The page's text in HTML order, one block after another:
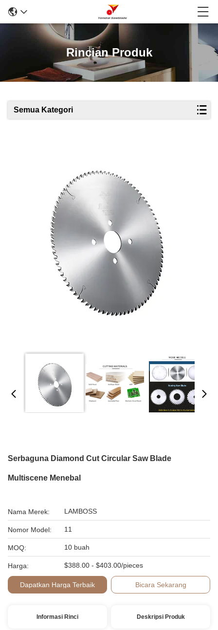
Rincian Produk
Semua Kategori
Serbaguna Diamond Cut Circular Saw Blade
Multiscene Menebal
Nama Merek: LAMBOSS
Nomor Model: 11
MOQ: 10 buah
Harga: $388.00 - $403.00/pieces
Dapatkan Harga Terbaik Bicara Sekarang
Informasi Rinci Deskripsi Produk